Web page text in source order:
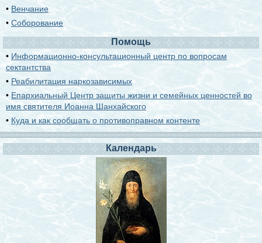
• Венчание
•Соборование
Помощь
• Информационно-консультационный центр по вопросам
сектантства
• Реабилитация наркозависимых
• Епархиальный Центр защиты жизни и семейных ценностей во
имя святителя Иоанна Шанхайского
• Куда и как сообщать о противоправном контенте
Календарь